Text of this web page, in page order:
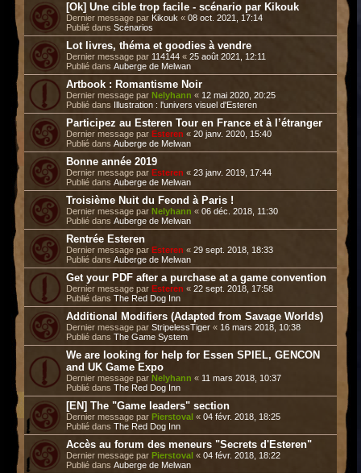
[Ok] Une cible trop facile - scénario par Kikouk
Dernier message par Kikouk « 08 oct. 2021, 17:14
Publié dans Scénarios
Lot livres, théma et goodies à vendre
Dernier message par 114144 « 25 août 2021, 12:11
Publié dans Auberge de Melwan
Artbook : Romantisme Noir
Dernier message par Nelyhann « 12 mai 2020, 20:25
Publié dans
Illustration : l'univers visuel d'Esteren
Participez au Esteren Tour en France et à l’étranger
Dernier message par Esteren « 20 janv. 2020, 15:40
Publié dans Auberge de Melwan
Bonne année 2019
Dernier message par Esteren « 23 janv. 2019, 17:44
Publié dans Auberge de Melwan
Troisième Nuit du Feond à Paris !
Dernier message par Nelyhann « 06 déc. 2018, 11:30
Publié dans Auberge de Melwan
Rentrée Esteren
Dernier message par Esteren « 29 sept. 2018, 18:33
Publié dans Auberge de Melwan
Get your PDF after a purchase at a game convention
Dernier message par Esteren « 22 sept. 2018, 17:58
Publié dans The Red Dog Inn
Additional Modifiers (Adapted from Savage Worlds)
Dernier message par StripelessTiger « 16 mars 2018, 10:38
Publié dans The Game System
We are looking for help for Essen SPIEL, GENCON
and UK Game Expo
Dernier message par Nelyhann « 11 mars 2018, 10:37
Publié dans The Red Dog Inn
[EN] The "Game leaders" section
Dernier message par Pierstoval « 04 févr. 2018, 18:25
Publié dans The Red Dog Inn
Accès au forum des meneurs "Secrets d'Esteren"
Dernier message par Pierstoval « 04 févr. 2018, 18:22
Publié dans Auberge de Melwan